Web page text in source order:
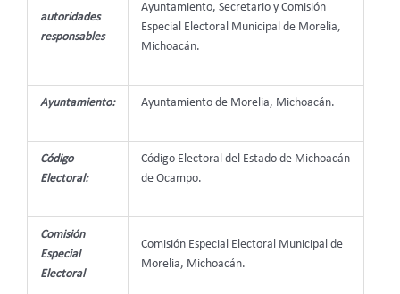
autoridades
responsables
Ayuntamiento, Secretario y Comisión
Especial Electoral Municipal de Morelia,
Michoacán.
Ayuntamiento: Ayuntamiento de Morelia, Michoacán.
Código
Electoral:
Código Electoral del Estado de Michoacán
de Ocampo.
Comisión
Especial
Electoral
Comisión Especial Electoral Municipal de
Morelia, Michoacán.